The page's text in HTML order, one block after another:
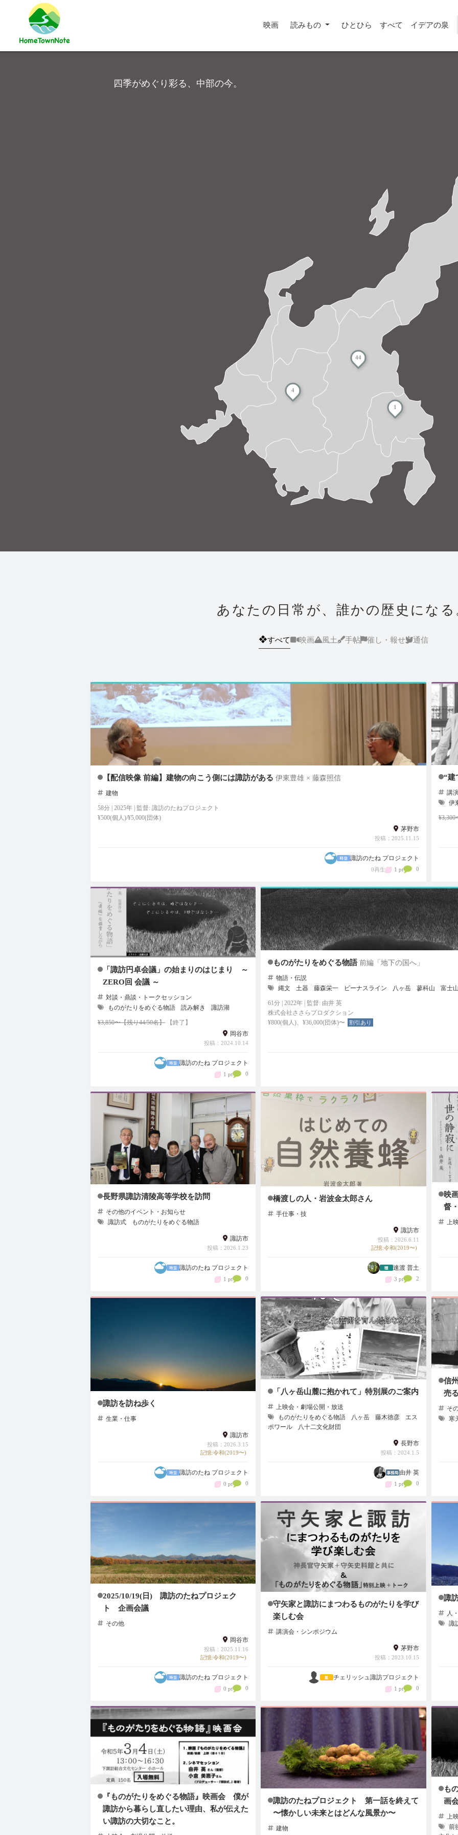
映画 読みもの ひとひら すべて イデアの泉
四季がめぐり彩る、中部の今。
1
44
4
あなたの日常が、誰かの歴史にな
❖すべて 映画 風土 手帖 催し・報せ 通信
【配信映像 前編】建物の向こう側には諏訪がある 伊東豊雄 × 藤森照信
建物
58分 | 2025年 | 監督: 諏訪のたねプロジェクト
¥500(個人)/¥5,000(団体)
茅野市
投稿：2025.11.15
諏訪のたね プロジェクト
0再生 1 pt 0
“建
講
伊
¥3,300
「諏訪円卓会議」の始まりのはじまり ～
ZERO回 会議 ～
対談・鼎談・トークセッション
ものがたりをめぐる物語
読み解き 諏訪湖
¥3,850〜【残り44/50名】 【終了】
岡谷市
投稿：2024.10.14
諏訪のたね プロジェクト
1 pt 0
ものがたりをめぐる物語 前編「地下の国へ」
物語・伝説
縄文
土器 藤森栄一 ビーナスライン 八ヶ岳 蓼科山 富士
61分 | 2022年 | 監督: 由井 英
株式会社ささらプロダクション
¥800(個人)、¥36,000(団体)〜
割引あり
長野県諏訪清陵高等学校を訪問
その他のイベント・お知らせ
諏訪式
ものがたりをめぐる物語
諏訪市
投稿：2026.1.23
諏訪のたね プロジェクト
1 pt 0
橋渡しの人・岩波金太郎さん
手仕事・技
諏訪市
投稿：2026.6.11
記憶:令和(2019〜)
速渡 普土
3 pt 2
映
督
上
諏訪を訪ね歩く
生業・仕事
諏訪市
投稿：2026.3.15
記憶:令和(2019〜)
諏訪のたね プロジェクト
0 pt 0
「八ヶ岳山麓に抱かれて」特別展のご案内
上映会・劇場公開・放送
ものがたりをめぐる物語
八ヶ岳 藤木徳彦
エス
ポワール
八十二文化財団
長野市
投稿：2024.1.5
由井 英
1 pt 0
信
売
そ
寒
2025/10/19(日) 諏訪のたねプロジェク
ト 企画会議
その他
岡谷市
投稿：2025.11.16
記憶:令和(2019〜)
諏訪のたね プロジェクト
0 pt 0
守矢家と諏訪にまつわるものがたりを学び
楽しむ会
講演会・シンポジウム
茅野市
投稿：2023.10.15
チェリッシュ諏訪プロジェクト
1 pt 0
諏
人
諏
『ものがたりをめぐる物語』映画会 僕が
諏訪から暮らし直したい理由、私が伝えた
い諏訪の大切なこと。
諏訪のたねプロジェクト 第一話を終えて
〜懐かしい未来とはどんな風景か〜
建物
も
画
上
前